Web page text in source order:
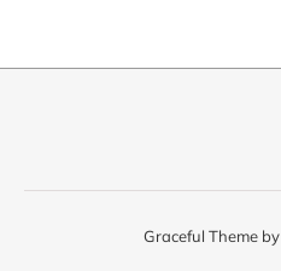
Graceful Theme by